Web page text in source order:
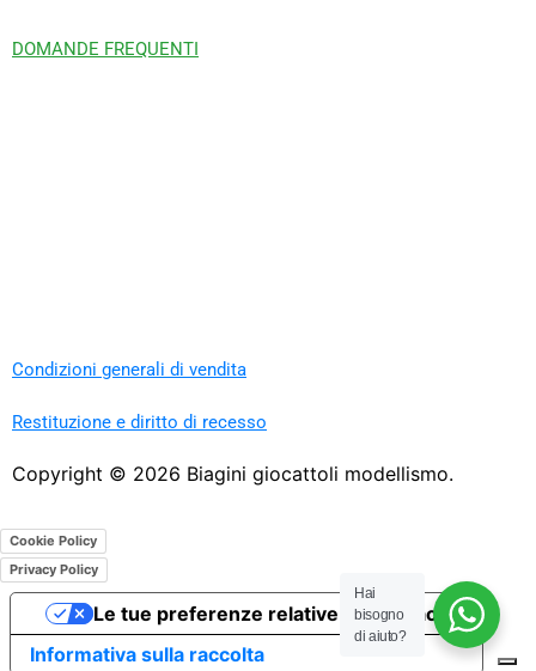
DOMANDE FREQUENTI
Condizioni generali di vendita
Restituzione e diritto di recesso
Copyright © 2026 Biagini giocattoli modellismo.
Cookie Policy
Privacy Policy
Hai
bisogno
di aiuto?
Informativa sulla raccolta
Le tue preferenze relative alla privacy